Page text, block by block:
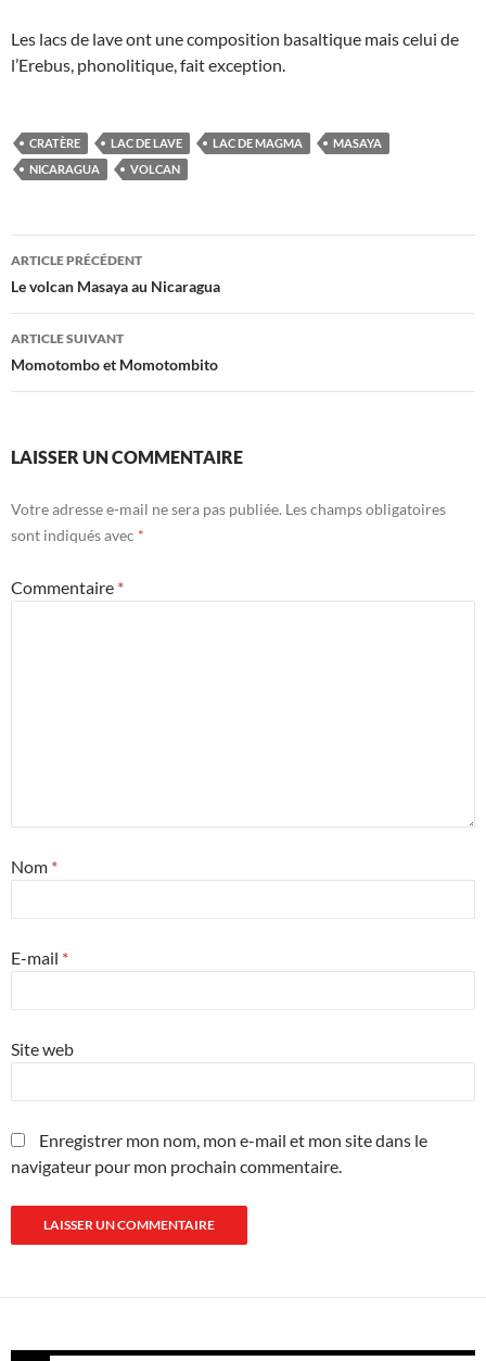
Les lacs de lave ont une composition basaltique mais celui de
l’Erebus, phonolitique, fait exception.
CRATÈRE LAC DE LAVE LAC DE MAGMA
MASAYA
NICARAGUA
VOLCAN
Navigation
des
articles
ARTICLE PRÉCÉDENT
Le volcan Masaya au Nicaragua
ARTICLE SUIVANT
Momotombo et Momotombito
LAISSER UN COMMENTAIRE
Votre adresse e-mail ne sera pas publiée. Les champs obligatoires
sont indiqués avec *
Commentaire *
Nom *
E-mail *
Site web
Enregistrer mon nom, mon e-mail et mon site dans le
navigateur pour mon prochain commentaire.